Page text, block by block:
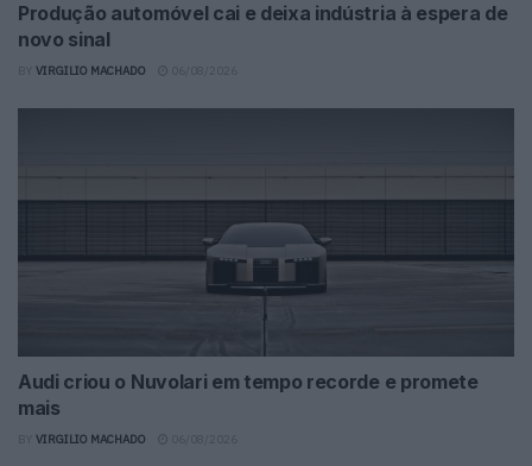
Produção automóvel cai e deixa indústria à espera de
novo sinal
VIRGILIO MACHADO
Audi criou o Nuvolari em tempo recorde e promete
mais
VIRGILIO MACHADO